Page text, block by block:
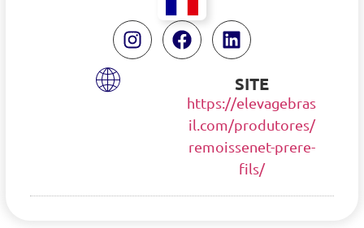
SITE
https://elevagebras
il.com/produtores/
remoissenet-prere-
fils/